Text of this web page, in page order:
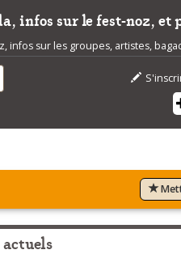
infos sur le fest-noz, et
infos sur les groupes, artistes,